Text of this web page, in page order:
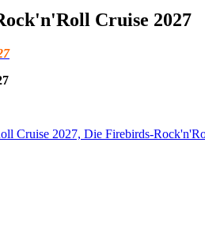
Cruise 2027
Cruise 2027, Die Firebirds-